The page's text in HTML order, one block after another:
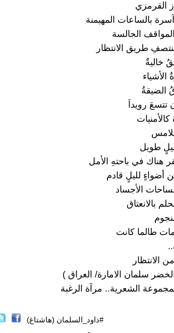
القرمزي
بالساعات المهيمنة
الجالسة
طريق الانتظار
خاليةٌ
الأشياء
الضيقةُ
تتسعَ رويداَ
كالأمنيات
طويل
هناك في باحتهِ الأمل
أضواءٍ لليلٍ قادم
الأجساد
بالانعتاق
طالما كانت
الانتظار
سلمان الامارة/ العراق )
الشعرية.. مرآة الرغبة
#داود_السلمان (هاشتاغ)